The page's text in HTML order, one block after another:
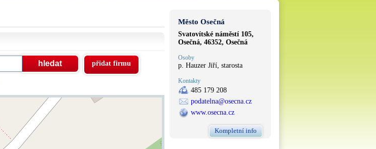
přidat firmu
Město Osečná
Svatovítské náměstí 105,
Osečná, 46352, Osečná
Osoby
p. Hauzer Jiří, starosta
Kontakty
485 179 208
podatelna@osecna.cz
www.osecna.cz
Kompletní info